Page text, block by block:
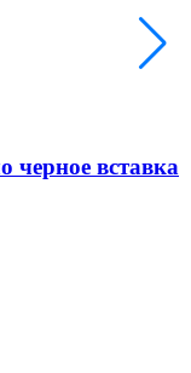
черное вставка